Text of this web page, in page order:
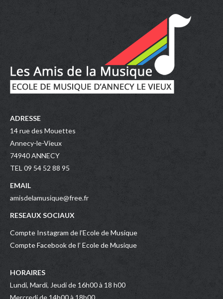
ADRESSE
14 rue des Mouettes
Annecy-le-Vieux
74940 ANNECY
TEL 09 54 52 88 95
EMAIL
amisdelamusique@free.fr
RESEAUX SOCIAUX
Compte Instagram de l’Ecole de Musique
Compte Facebook de l’ Ecole de Musique
HORAIRES
Lundi, Mardi, Jeudi de 16h00 à 18 h00
Mercredi de 14h00 à 18h00